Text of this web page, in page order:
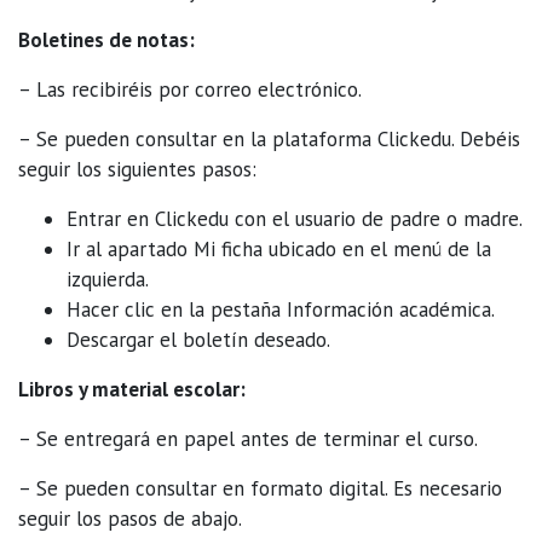
Boletines de notas:
– Las recibiréis por correo electrónico.
– Se pueden consultar en la plataforma Clickedu. Debéis
seguir los siguientes pasos:
Entrar en Clickedu con el usuario de padre o madre.
Ir al apartado Mi ficha ubicado en el menú de la
izquierda.
Hacer clic en la pestaña Información académica.
Descargar el boletín deseado.
Libros y material escolar:
– Se entregará en papel antes de terminar el curso.
– Se pueden consultar en formato digital. Es necesario
seguir los pasos de abajo.